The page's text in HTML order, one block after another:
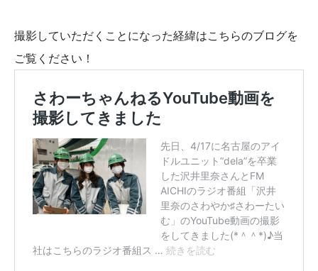
撮影していただくことになった経緯はこちらのブログを
ご覧ください！